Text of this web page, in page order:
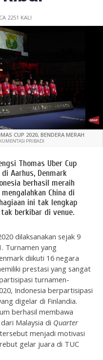
2251 KALI
CUP 2020, BENDERA MERAH
PRIBADI
Thomas Uber Cup
Aarhus, Denmark
berhasil meraih
China di
ini tak lengkap
berkibar di venue.
dilaksanakan sejak 9
Turnamen yang
diikuti 16 negara
prestasi yang sangat
turnamen-
Indonesia berpartisipasi
digelar di Finlandia.
berhasil membawa
Malaysia di Quarter
menjadi motivasi
gelar juara di TUC